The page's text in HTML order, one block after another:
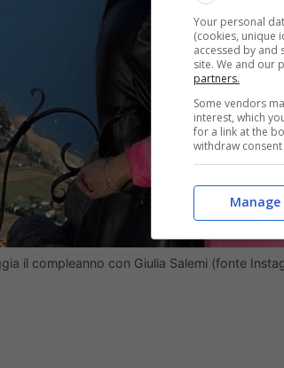
il compleanno con Giulia Salemi (fonte
Your personal
(cookies, unique
accessed by and
site. We and our
partners.
Some vendors
interest, which
for a link at the
withdraw